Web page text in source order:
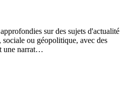
sur des sujets d'actualité
ou géopolitique, avec des
une narrat…